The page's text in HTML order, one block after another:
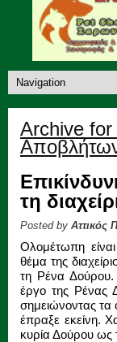
Archive for
τη
Posted by Αττικός
Ολομέτωπη
θέμα της
τη Ρένα
έργο της Ρένας
σημειώνοντας τα
έπραξε εκείνη.
κυρία Δούρου ως